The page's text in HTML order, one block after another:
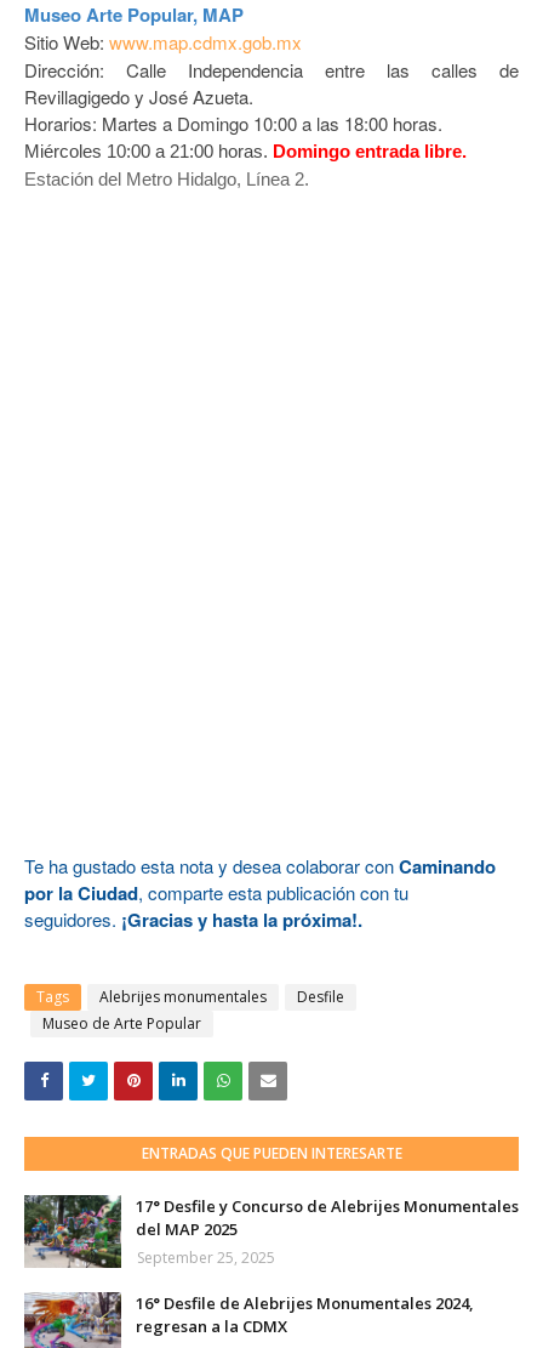
Museo Arte Popular, MAP
Sitio Web: www.map.cdmx.gob.mx
Dirección: Calle Independencia entre las calles de
Revillagigedo y José Azueta.
Horarios: Martes a Domingo 10:00 a las 18:00 horas.
Miércoles 10:00 a 21:00 horas. Domingo entrada libre.
Estación del Metro Hidalgo, Línea 2.
Te ha gustado esta nota y desea colaborar conCaminando
por la Ciudad, comparte esta publicación con tu
seguidores. ¡Gracias y hasta la próxima!.
Tags Alebrijes monumentales
Desfile
Museo de Arte Popular
ENTRADAS QUE PUEDEN INTERESARTE
17° Desfile y Concurso de Alebrijes Monumentales
del MAP 2025
September 25, 2025
16° Desfile de Alebrijes Monumentales 2024,
regresan a la CDMX